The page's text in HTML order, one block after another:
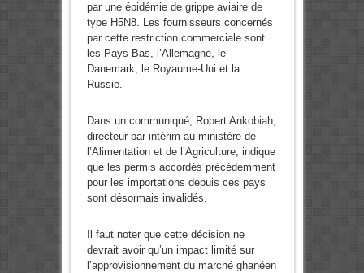
par une épidémie de grippe aviaire de
type H5N8. Les fournisseurs concernés
par cette restriction commerciale sont
les Pays-Bas, l’Allemagne, le
Danemark, le Royaume-Uni et la
Russie.
Dans un communiqué, Robert Ankobiah,
directeur par intérim au ministère de
l’Alimentation et de l’Agriculture, indique
que les permis accordés précédemment
pour les importations depuis ces pays
sont désormais invalidés.
Il faut noter que cette décision ne
devrait avoir qu’un impact limité sur
l’approvisionnement du marché ghanéen